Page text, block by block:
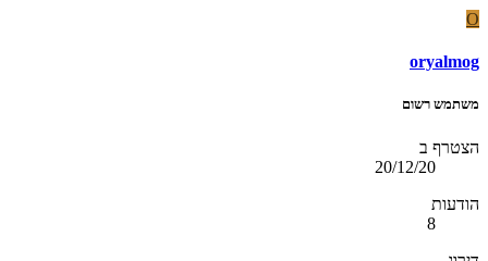
O
oryalmog
משתמש רשום
הצטרף ב
20/12/20
הודעות
8